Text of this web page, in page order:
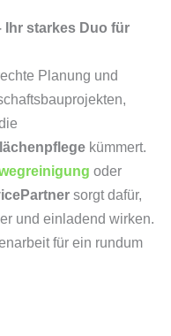
Ihr starkes Duo für
Planung und
kümmert.
oder
sorgt dafür,
und einladend wirken.
für ein rundum